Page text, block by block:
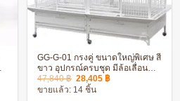
GG-G-01 กรงคู่ ขนาดใหญ่พิเศษ สี
ขาว อุปกรณ์ครบชุด มีล้อเลื่อน
พร้อมถาดกันเศษอาหาร
47,840฿ Original
price
was:
28,405 ฿Current
ขายแล้ว: 14 ชิ้น